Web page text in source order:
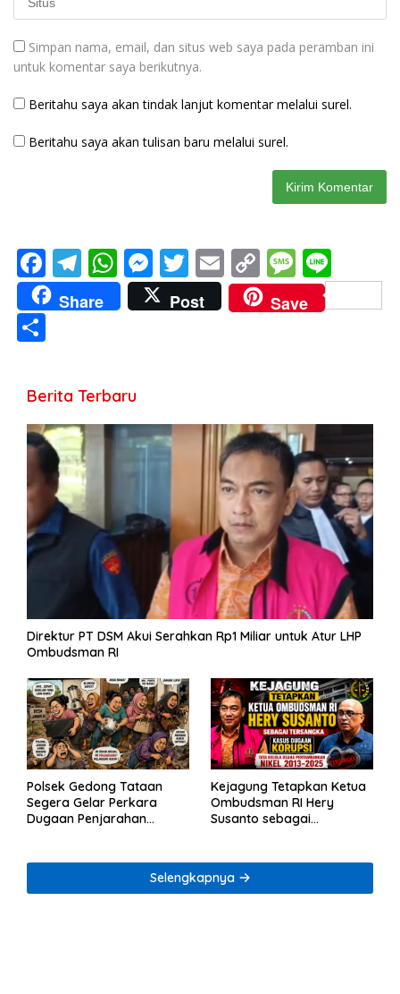
Simpan nama, email, dan situs web saya pada peramban ini
untuk komentar saya berikutnya.
Beritahu saya akan tindak lanjut komentar melalui surel.
Beritahu saya akan tulisan baru melalui surel.
F
ac
e
o
k
T
el
e
m
W
h
at
p
p
M
e
ss
er
T
w
itt
E
m
ai
C
o
p
k
M
e
ss
n
e
Share Post Save
ar
e
Berita Terbaru
Direktur PT DSM Akui Serahkan Rp1 Miliar untuk Atur LHP
Ombudsman RI
Polsek Gedong Tataan
Segera Gelar Perkara
Dugaan Penjarahan
Kejagung Tetapkan Ketua
Ombudsman RI Hery
Susanto sebagai
Tambang Nikel
Selengkapnya